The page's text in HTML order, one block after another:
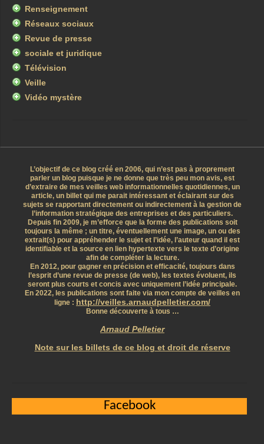
Renseignement
Réseaux sociaux
Revue de presse
sociale et juridique
Télévision
Veille
Vidéo mystère
L’objectif de ce blog créé en 2006, qui n’est pas à proprement
parler un blog puisque je ne donne que très peu mon avis, est
d’extraire de mes veilles web informationnelles quotidiennes, un
article, un billet qui me parait intéressant et éclairant sur des
sujets se rapportant directement ou indirectement à la gestion de
l’information stratégique des entreprises et des particuliers.
Depuis fin 2009, je m’efforce que la forme des publications soit
toujours la même ; un titre, éventuellement une image, un ou des
extrait(s) pour appréhender le sujet et l’idée, l’auteur quand il est
identifiable et la source en lien hypertexte vers le texte d’origine
afin de compléter la lecture.
En 2012, pour gagner en précision et efficacité, toujours dans
l’esprit d’une revue de presse (de web), les textes évoluent, ils
seront plus courts et concis avec uniquement l’idée principale.
En 2022, les publications sont faite via mon compte de veilles en
ligne : http://veilles.arnaudpelletier.com/
Bonne découverte à tous …
Arnaud Pelletier
Note sur les billets de ce blog et droit de réserve
Facebook